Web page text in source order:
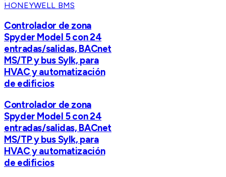
HONEYWELL BMS
Controlador de zona
Spyder Model 5 con 24
entradas/salidas, BACnet
MS/TP y bus Sylk, para
HVAC y automatización
de edificios
Controlador de zona
Spyder Model 5 con 24
entradas/salidas, BACnet
MS/TP y bus Sylk, para
HVAC y automatización
de edificios